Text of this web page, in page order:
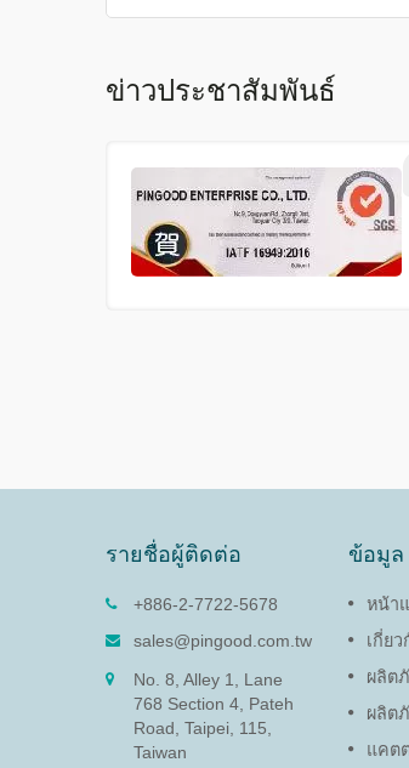
ข่าวประชาสัมพันธ์
รายชื่อผู้ติดต่อ
+886-2-7722-5678
sales@pingood.com.tw
No. 8, Alley 1, Lane
768 Section 4, Pateh
Road, Taipei, 115,
Taiwan
ข้อมูล
หน้า
เกี่ยว
ผลิต
ผลิต
แคต
ดัมเปอร์หมุน
ฟังก์ชันของดัม
บอบบางและ
การลดความเ
เสียหายจากก